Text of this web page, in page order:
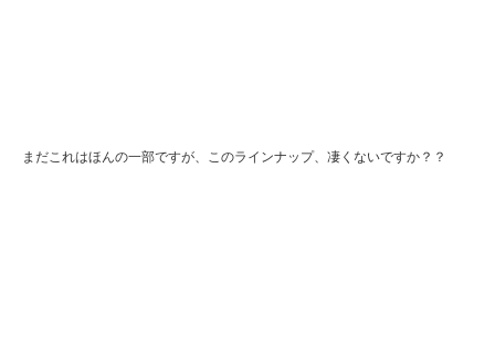
まだこれはほんの一部ですが、このラインナップ、凄くないですか？？